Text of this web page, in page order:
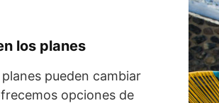
los planes
pueden cambiar
opciones de